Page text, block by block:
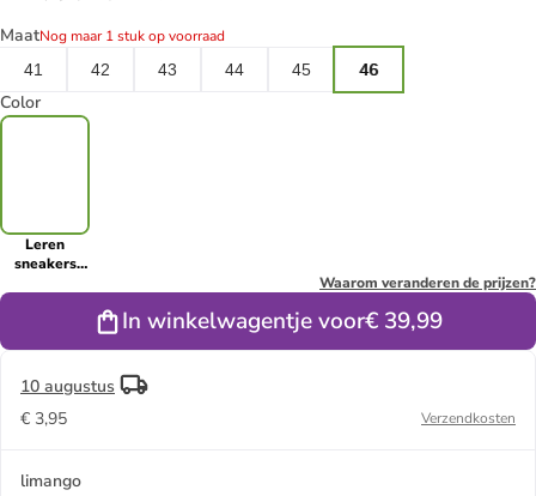
MaatNog maar 1 stuk op voorraad
41
42 43 44 45 46
Color
Leren
sneakers
Waarom veranderen de prijzen?
In winkelwagentje voor€ 39,99
10 augustus
€ 3,95
Verzendkosten
limango